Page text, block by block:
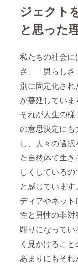
ジェクト
と思った
私たちの社会に
さ」「男らしさ
別に固定化され
が蔓延していま
それが人生の
の意思決定にも
し、人々の選択
た自然体で生
しくしている
と感じています
ディアやネッ
性と男性の非対
彫りになってい
く見かけること
あまりにもそ